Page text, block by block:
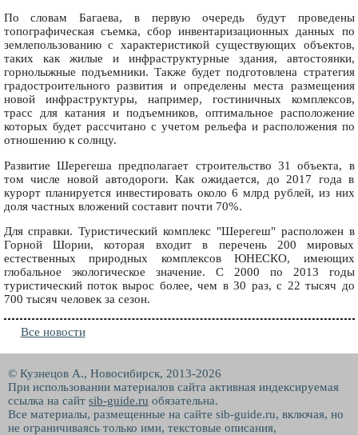
По словам Багаева, в первую очередь будут проведены
топографическая съемка, сбор инвентаризационных данных по
землепользованию с характеристикой существующих объектов,
таких как жилые и инфраструктурные здания, автостоянки,
горнолыжные подъемники. Также будет подготовлена стратегия
градостроительного развития и определены места размещения
новой инфраструктуры, например, гостиничных комплексов,
трасс для катания и подъемников, оптимальное расположение
которых будет рассчитано с учетом рельефа и расположения по
отношению к солнцу.
Развитие Шерегеша предполагает строительство 31 объекта, в
том числе новой автодороги. Как ожидается, до 2017 года в
курорт планируется инвестировать около 6 млрд рублей, из них
доля частных вложений составит почти 70%.
Для справки. Туристический комплекс "Шерегеш" расположен в
Горной Шории, которая входит в перечень 200 мировых
естественных природных комплексов ЮНЕСКО, имеющих
глобальное экологическое значение. С 2000 по 2013 годы
туристический поток вырос более, чем в 30 раз, с 22 тысяч до
700 тысяч человек за сезон.
Все новости
© Кузнецов А., Новосибирск, 2013-2026
При использовании материалов сайта активная индексируемая
ссылка на сайт sib-guide.ru обязательна.
Все материалы, размещенные на сайте sib-guide.ru, включая, но
не ограничиваясь только ими, текстовые описания,